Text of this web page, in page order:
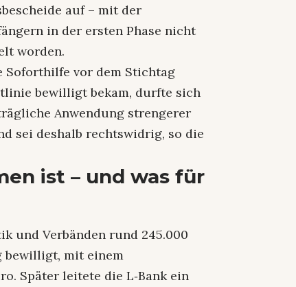
auf – mit der
in der ersten Phase nicht
worden.
Soforthilfe vor dem Stichtag
bewilligt bekam, durfte sich
Anwendung strengerer
sei deshalb rechtswidrig, so die
ist – und was für
und Verbänden rund 245.000
bewilligt, mit einem
Später leitete die L‑Bank ein